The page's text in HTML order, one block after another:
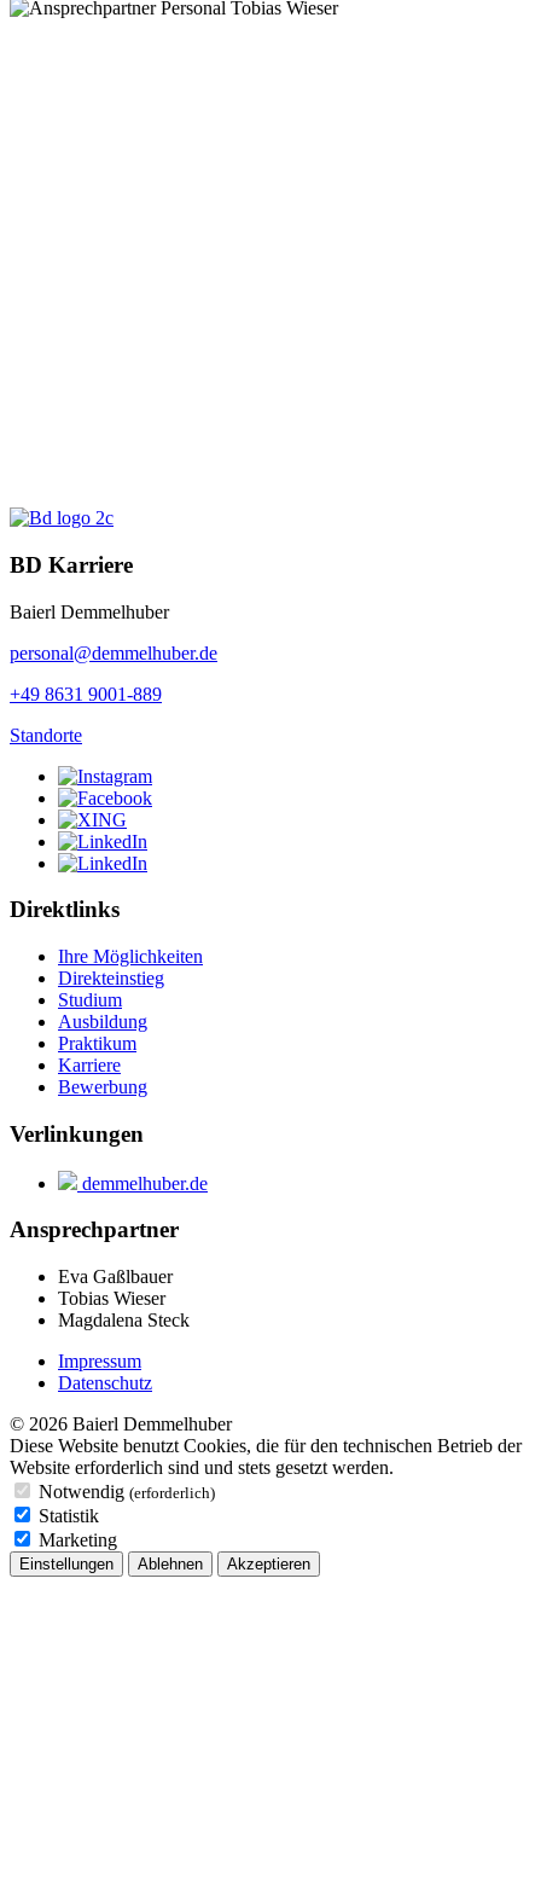
BD Karriere
Baierl Demmelhuber
personal@demmelhuber.de
+49 8631 9001-889
Standorte
Direktlinks
Ihre Möglichkeiten
Direkteinstieg
Studium
Ausbildung
Praktikum
Karriere
Bewerbung
Verlinkungen
demmelhuber.de
Ansprechpartner
Eva Gaßlbauer
Tobias Wieser
Magdalena Steck
Impressum
Datenschutz
© 2026 Baierl Demmelhuber
Diese Website benutzt Cookies, die für den technischen Betrieb der
Website erforderlich sind und stets gesetzt werden.
Notwendig (erforderlich)
Statistik
Marketing
Einstellungen Ablehnen Akzeptieren